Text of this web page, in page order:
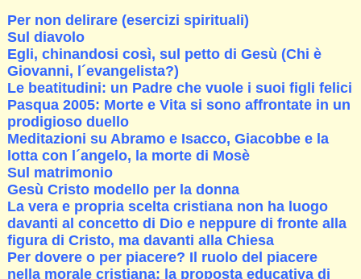
Per non delirare (esercizi spirituali)
Sul diavolo
Egli, chinandosi così, sul petto di Gesù (Chi è
Giovanni, l´evangelista?)
Le beatitudini: un Padre che vuole i suoi figli felici
Pasqua 2005: Morte e Vita si sono affrontate in un
prodigioso duello
Meditazioni su Abramo e Isacco, Giacobbe e la
lotta con l´angelo, la morte di Mosè
Sul matrimonio
Gesù Cristo modello per la donna
La vera e propria scelta cristiana non ha luogo
davanti al concetto di Dio e neppure di fronte alla
figura di Cristo, ma davanti alla Chiesa
Per dovere o per piacere? Il ruolo del piacere
nella morale cristiana: la proposta educativa di